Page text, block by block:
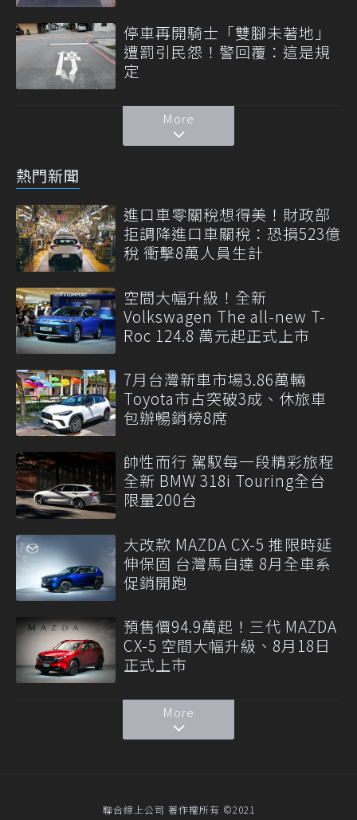
停車再開騎士「雙腳未著地」
遭罰引民怨！警回覆：這是規
定
More
熱門新聞
進口車零關稅想得美！財政部
拒調降進口車關稅：恐損523億
稅 衝擊8萬人員生計
空間大幅升級！全新
Volkswagen The all-new T-
Roc 124.8 萬元起正式上市
7月台灣新車市場3.86萬輛
Toyota市占突破3成、休旅車
包辦暢銷榜8席
帥性而行 駕馭每一段精彩旅程
全新 BMW 318i Touring全台
限量200台
大改款 MAZDA CX-5 推限時延
伸保固 台灣馬自達 8月全車系
促銷開跑
預售價94.9萬起！三代 MAZDA
CX-5 空間大幅升級、8月18日
正式上市
More
聯合線上公司 著作權所有 ©2021